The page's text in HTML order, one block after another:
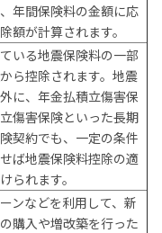
年間保険料の金額に応
額が計算されます。
いる地震保険料の一部
ら控除されます。地震
に、年金払積立傷害保
傷害保険といった長期
契約でも、一定の条件
ば地震保険料控除の適
られます。
ンなどを利用して、新
購入や増改築を行った